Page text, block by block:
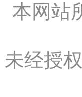
本网站
未经授